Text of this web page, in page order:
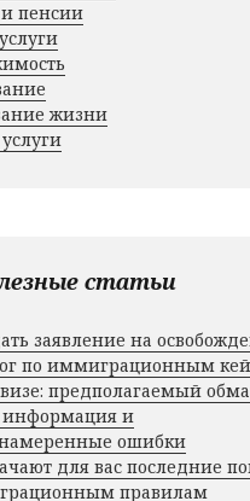
пенсии
жизни
статьи
заявление на
по иммиграционным
визе: предполагаемый
и
ошибки
для вас последние
правилам